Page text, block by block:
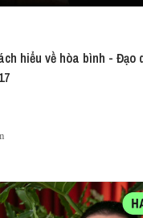
hiểu về hòa bình - Đạo